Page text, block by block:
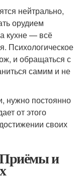
нейтрально,
орудием
кухне — всё
Психологическое
и обращаться с
самим и не
нужно постоянно
от этого
своих
и